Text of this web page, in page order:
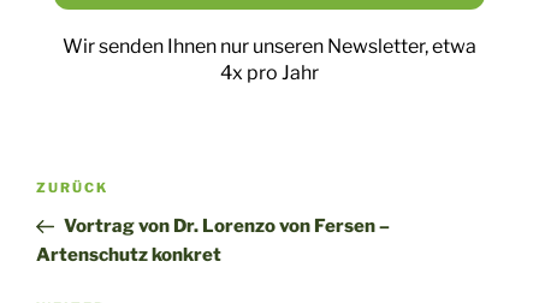
Wir senden Ihnen nur unseren Newsletter, etwa
4x pro Jahr
Beitragsnavigation
Vorheriger
Beitrag
ZURÜCK
Vortrag von Dr. Lorenzo von Fersen –
Artenschutz konkret